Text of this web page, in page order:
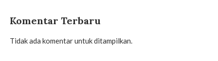
Komentar Terbaru
Tidak ada komentar untuk ditampilkan.